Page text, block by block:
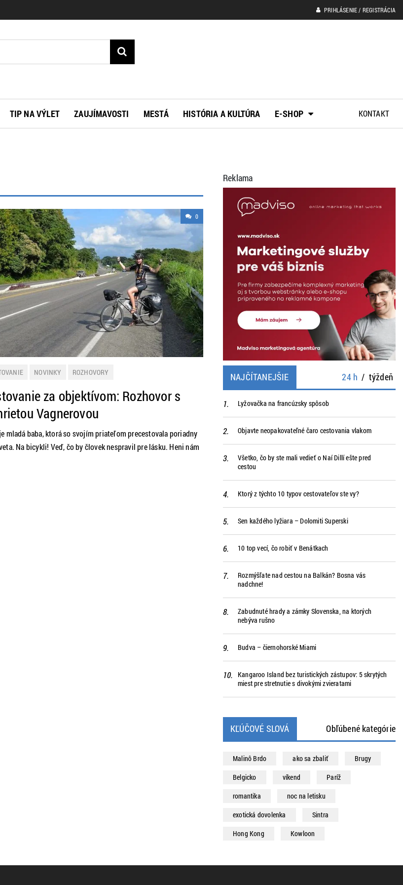
PRIHLÁSENIE / REGISTRÁCIA
TIP NA VÝLET ZAUJÍMAVOSTI MESTÁ HISTÓRIA A KULTÚRA E-SHOP KONTAKT
0
NOVINKY ROZHOVORY
za objektívom: Rozhovor s
Vagnerovou
mladá baba, ktorá so svojím priateľom precestovala poriadny
Na bicykli! Veď, čo by človek nespravil pre lásku. Heni nám
Reklama
NAJČÍTANEJŠIE 24 h / týždeň
Lyžovačka na francúzsky spôsob
Objavte neopakovateľné čaro cestovania vlakom
Všetko, čo by ste mali vedieť o Naí Dillí ešte pred
cestou
Ktorý z týchto 10 typov cestovateľov ste vy?
Sen každého lyžiara – Dolomiti Superski
10 top vecí, čo robiť v Benátkach
Rozmýšľate nad cestou na Balkán? Bosna vás
nadchne!
Zabudnuté hrady a zámky Slovenska, na ktorých
nebýva rušno
Budva – čiernohorské Miami
Kangaroo Island bez turistických zástupov: 5 skrytých
miest pre stretnutie s divokými zvieratami
KĽÚČOVÉ SLOVÁ Obľúbené kategórie
Malinô Brdo ako sa zbaliť
Brugy
Belgicko
víkend
Paríž
romantika
noc na letisku
exotická dovolenka
Sintra
Hong Kong
Kowloon